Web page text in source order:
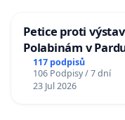
Petice proti
Polabinám v
117 podpisů
106 Podpisy / 7 dní
23 Jul 2026